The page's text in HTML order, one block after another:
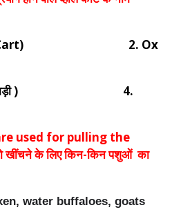
Cart) 2. Ox
गाड़ी ) 4.
used for pulling the
खींचने के लिए किन-किन पशुओं का
water buffaloes, goats